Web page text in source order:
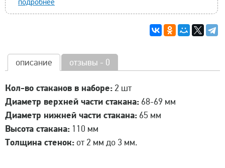
описание отзывы - 0
Кол-во стаканов в наборе: 2 шт
Диаметр верхней части стакана: 68-69 мм
Диаметр нижней части стакана: 65 мм
Высота стакана: 110 мм
Толщина стенок: от 2 мм до 3 мм.